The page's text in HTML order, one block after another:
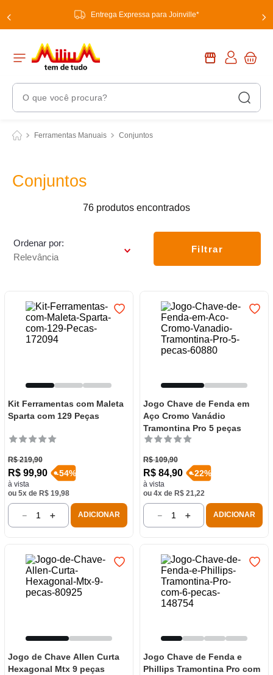
Entrega Expressa para Joinville*
O que você procura?
Ferramentas Manuais Conjuntos
Conjuntos
76 produtos
Ordenar por
Relevância
Filtrar
Kit Ferramentas com Maleta
Sparta com 129 Peças
R$ 219,90
R$ 99,90
à vista
-54%
ou 5x de R$ 19,98
＋
－ ADICIONAR
Jogo Chave de Fenda em
Aço Cromo Vanádio
Tramontina Pro 5 peças
R$ 109,90
R$ 84,90
à vista
-22%
ou 4x de R$ 21,22
＋
－ ADICIONAR
Jogo de Chave Allen Curta
Hexagonal Mtx 9 peças
Jogo Chave de Fenda e
Phillips Tramontina Pro com
Termos Mais Buscados
2 º tinta
5º
6º banheiro
8º panelas
9º varal
10º caneca